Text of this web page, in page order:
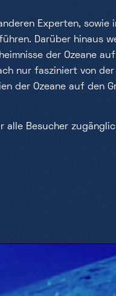
Experten, sowie
Darüber hinaus
der Ozeane
nur fasziniert von
der Ozeane auf den
alle Besucher